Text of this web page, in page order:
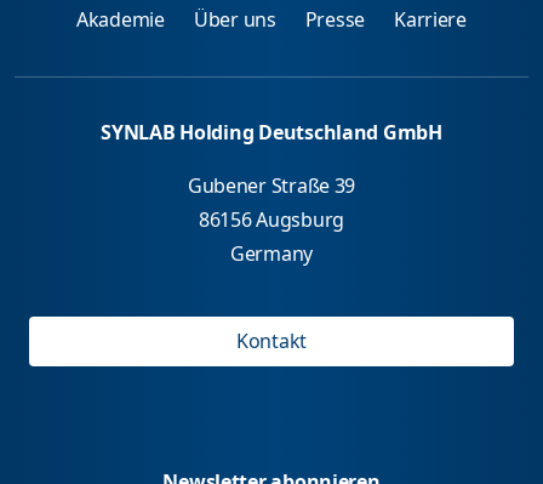
Akademie Über uns Presse Karriere
SYNLAB Holding Deutschland GmbH
Gubener Straße 39
86156 Augsburg
Germany
Kontakt